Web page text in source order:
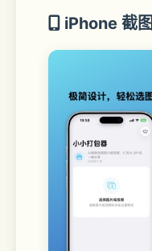
iPhone 截图